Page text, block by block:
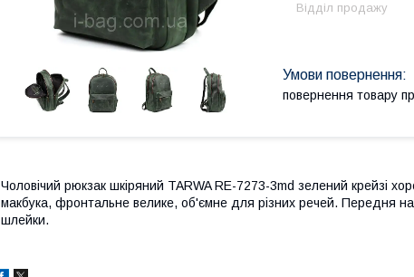
Відділ продажу
повернення товару
Чоловічий рюкзак шкіряний TARWA RE-7273-3md зелений крейзі
макбука, фронтальне велике, об'ємне для різних речей. Передня
шлейки.